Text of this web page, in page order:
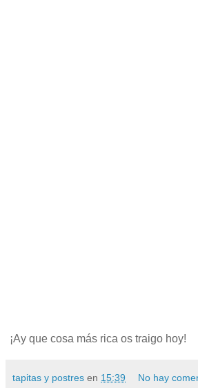
¡Ay que cosa más rica os traigo hoy!
tapitas y postres en 15:39 No hay